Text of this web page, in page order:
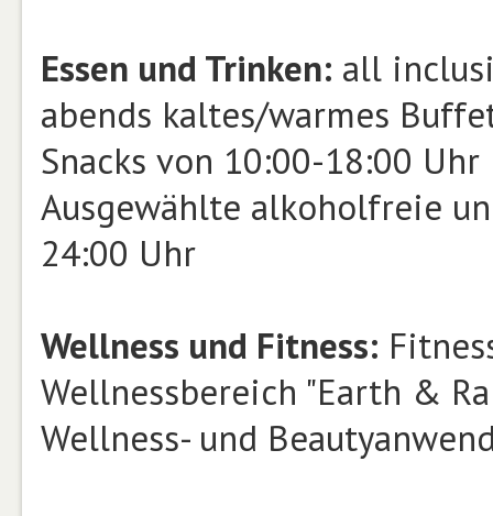
Essen und Trinken: all
abends kaltes/warmes
Snacks von 10:00-18:00 Uhr
Ausgewählte alkoholfreie
24:00 Uhr
Wellness und Fitness:
Wellnessbereich "Earth &
Wellness- und